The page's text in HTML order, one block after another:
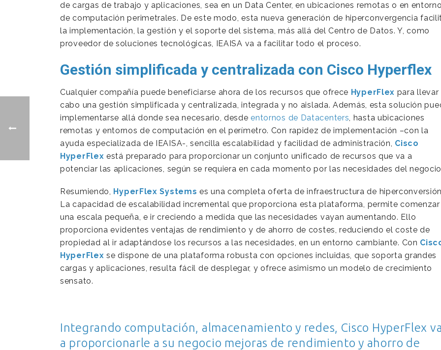
de cargas de trabajo y aplicaciones, sea en un Data Center, en ubicaciones remotas o en
de computación perimetrales. De este modo, esta nueva generación de hiperconvergencia
la implementación, la gestión y el soporte del sistema, más allá del Centro de Datos. Y, como
proveedor de soluciones tecnológicas, IEAISA va a facilitar todo el proceso.
Gestión simplificada y centralizada con Cisco Hyperflex
Cualquier compañía puede beneficiarse ahora de los recursos que ofrece HyperFlex para llevar
cabo una gestión simplificada y centralizada, integrada y no aislada. Además, esta solución
implementarse allá donde sea necesario, desdeentornos de Datacenters, hasta ubicaciones
remotas y entornos de computación en el perímetro. Con rapidez de implementación –con la
ayuda especializada de IEAISA-, sencilla escalabilidad y facilidad de administración, Cisco
HyperFlex está preparado para proporcionar un conjunto unificado de recursos que va a
potenciar las aplicaciones, según se requiera en cada momento por las necesidades del
Resumiendo, HyperFlex Systems es una completa oferta de infraestructura de
La capacidad de escalabilidad incremental que proporciona esta plataforma, permite comenzar
una escala pequeña, e ir creciendo a medida que las necesidades vayan aumentando. Ello
proporciona evidentes ventajas de rendimiento y de ahorro de costes, reduciendo el coste de
propiedad al ir adaptándose los recursos a las necesidades, en un entorno cambiante. Con
HyperFlex se dispone de una plataforma robusta con opciones incluidas, que soporta grandes
cargas y aplicaciones, resulta fácil de desplegar, y ofrece asimismo un modelo de crecimiento
sensato.
Integrando computación, almacenamiento y redes, Cisco HyperFlex va
a proporcionarle a su negocio mejoras de rendimiento y ahorro de